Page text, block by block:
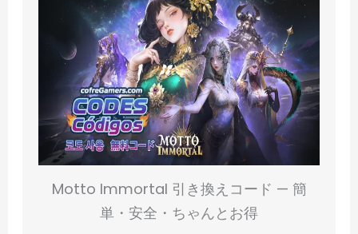
Motto Immortal 引き換えコード — 簡
単・安全・ちゃんとお得